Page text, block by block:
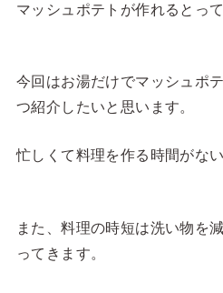
マッシュポテトが作れるとっ
今回はお湯だけでマッシュポ
つ紹介したいと思います。
忙しくて料理を作る時間がな
また、料理の時短は洗い物を
ってきます。